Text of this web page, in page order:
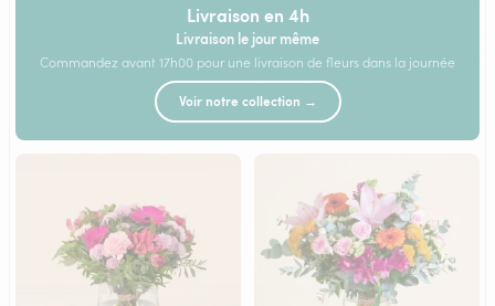
Livraison en 4h
Livraison le jour même
Commandez avant 17h00 pour une livraison de fleurs dans la journée
Voir notre collection →